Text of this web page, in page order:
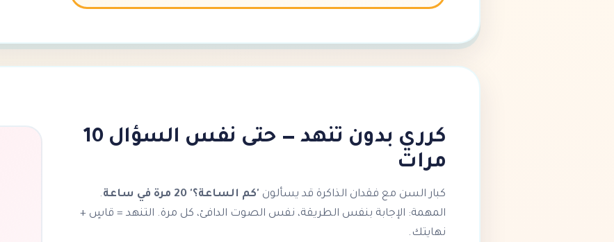
كرري بدون تنهد — حتى نفس السؤال 10
مرات
كبار السن مع فقدان الذاكرة قد يسألون 'كم الساعة؟' 20 مرة في ساعة
.
المهمة: الإجابة بنفس الطريقة، نفس الصوت الدافئ، كل مرة. التنهد = قاسٍ +
نهايتك.